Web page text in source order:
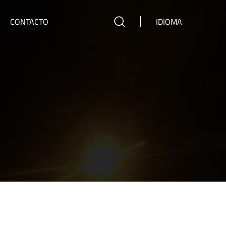
CONTACTO IDIOMA